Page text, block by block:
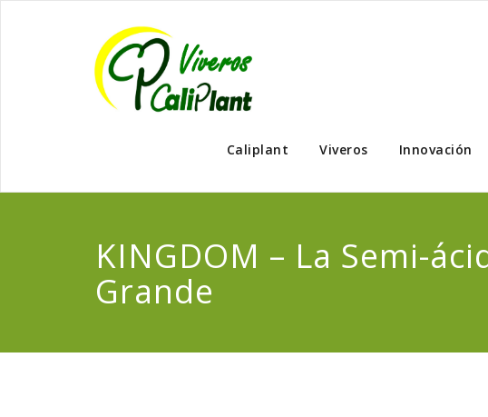
Caliplant Viveros Innovación
KINGDOM – La Semi-
Grande